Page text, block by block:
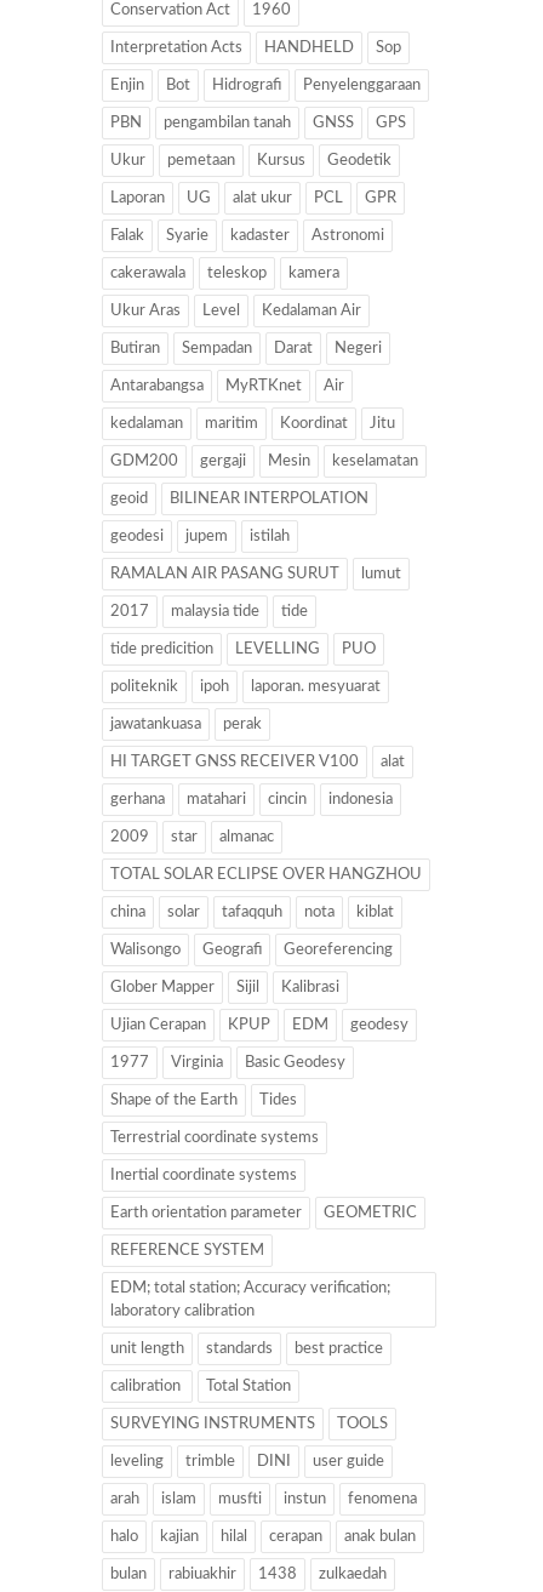
Conservation Act 1960
Interpretation Acts HANDHELD Sop
Enjin Bot Hidrografi Penyelenggaraan
PBN pengambilan tanah GNSS GPS
Ukur pemetaan Kursus Geodetik
Laporan UG alat ukur PCL GPR
Falak Syarie kadaster Astronomi
cakerawala teleskop kamera
Ukur Aras Level Kedalaman Air
Butiran Sempadan Darat Negeri
Antarabangsa MyRTKnet Air
kedalaman maritim Koordinat Jitu
GDM200 gergaji Mesin keselamatan
geoid BILINEAR INTERPOLATION
geodesi jupem istilah
RAMALAN AIR PASANG SURUT lumut
2017 malaysia tide tide
tide predicition LEVELLING PUO
politeknik ipoh laporan. mesyuarat
jawatankuasa perak
HI TARGET GNSS RECEIVER V100 alat
gerhana matahari cincin indonesia
2009 star almanac
TOTAL SOLAR ECLIPSE OVER HANGZHOU
china solar tafaqquh nota kiblat
Walisongo Geografi Georeferencing
Glober Mapper Sijil Kalibrasi
Ujian Cerapan KPUP EDM geodesy
1977 Virginia Basic Geodesy
Shape of the Earth Tides
Terrestrial coordinate systems
Inertial coordinate systems
Earth orientation parameter GEOMETRIC
REFERENCE SYSTEM
EDM; total station; Accuracy verification;
laboratory calibration
unit length standards best practice
calibration Total Station
SURVEYING INSTRUMENTS TOOLS
leveling trimble DINI user guide
arah islam musfti instun fenomena
halo kajian hilal cerapan anak bulan
bulan rabiuakhir 1438 zulkaedah